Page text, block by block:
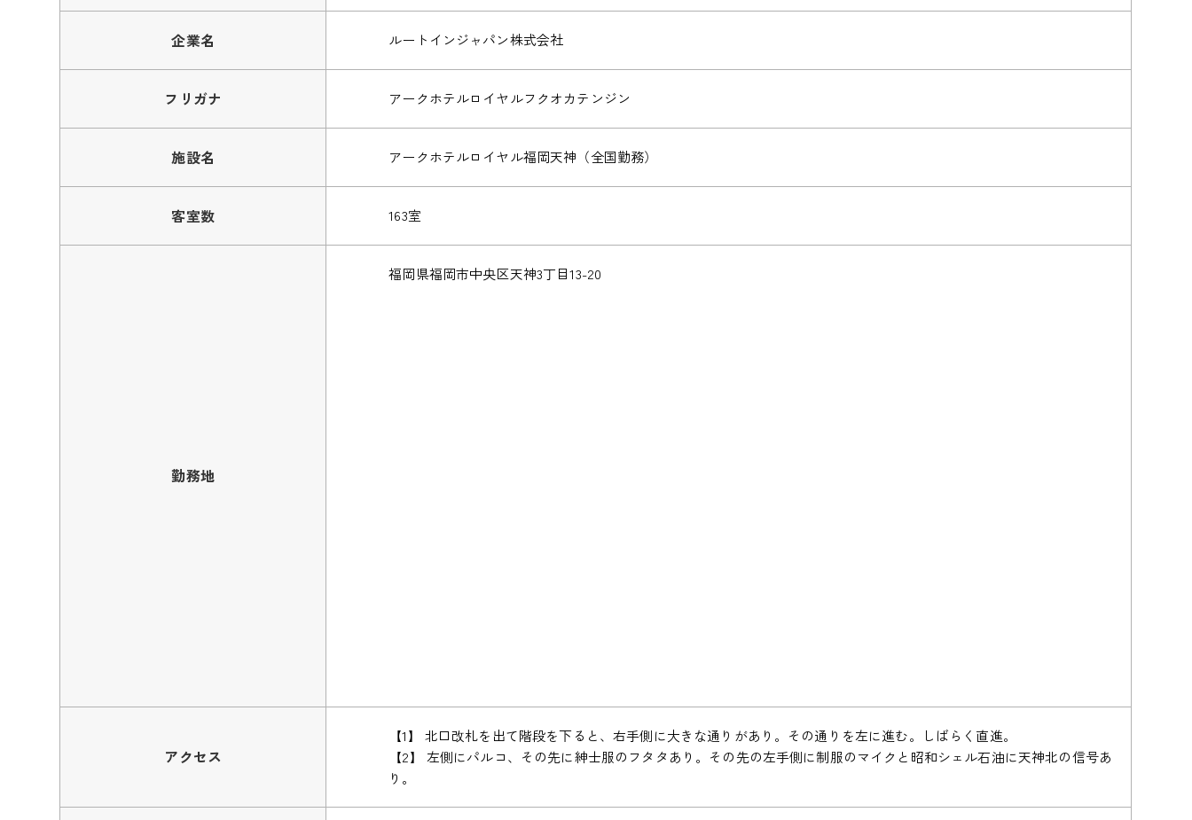
企業名 ルートインジャパン株式会社
フリガナ アークホテルロイヤルフクオカテンジン
施設名 アークホテルロイヤル福岡天神（全国勤務）
客室数 163室
勤務地
福岡県福岡市中央区天神3丁目13-20
アクセス
【1】 北口改札を出て階段を下ると、右手側に大きな通りがあり。その通りを左に進む。しばらく直進。
【2】 左側にパルコ、その先に紳士服のフタタあり。その先の左手側に制服のマイクと昭和シェル石油に天神北の信号あ
り。